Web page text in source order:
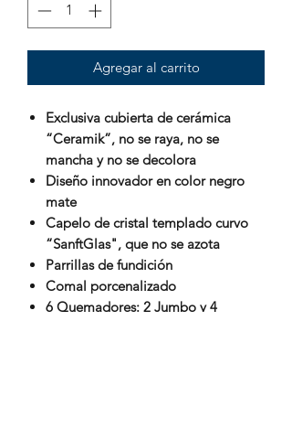
Agregar al carrito
Exclusiva cubierta de cerámica
“Ceramik”, no se raya, no se
mancha y no se decolora
Diseño innovador en color negro
mate
Capelo de cristal templado curvo
“SanftGlas", que no se azota
Parrillas de fundición
Comal porcenalizado
6 Quemadores: 2 Jumbo y 4